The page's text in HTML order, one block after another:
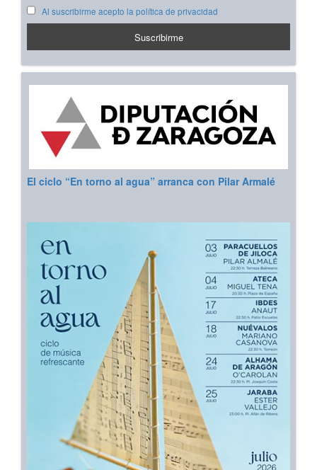
Al suscribirme acepto la política de privacidad
El ciclo “En torno al agua” arranca con Pilar Armalé